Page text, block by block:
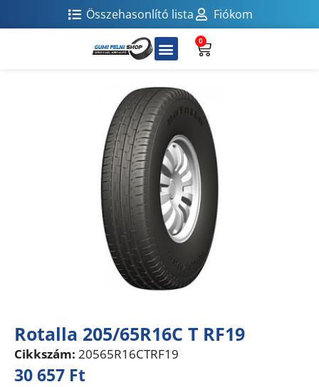
Összehasonlító lista Fiókom
0
Rotalla 205/65R16C T RF19
Cikkszám: 20565R16CTRF19
30 657 Ft